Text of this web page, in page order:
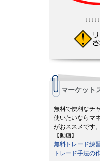
マーケット
無料で便利なチ
使いたいならマ
がおススメです。
【動画】
無料トレード練
トレード手法の